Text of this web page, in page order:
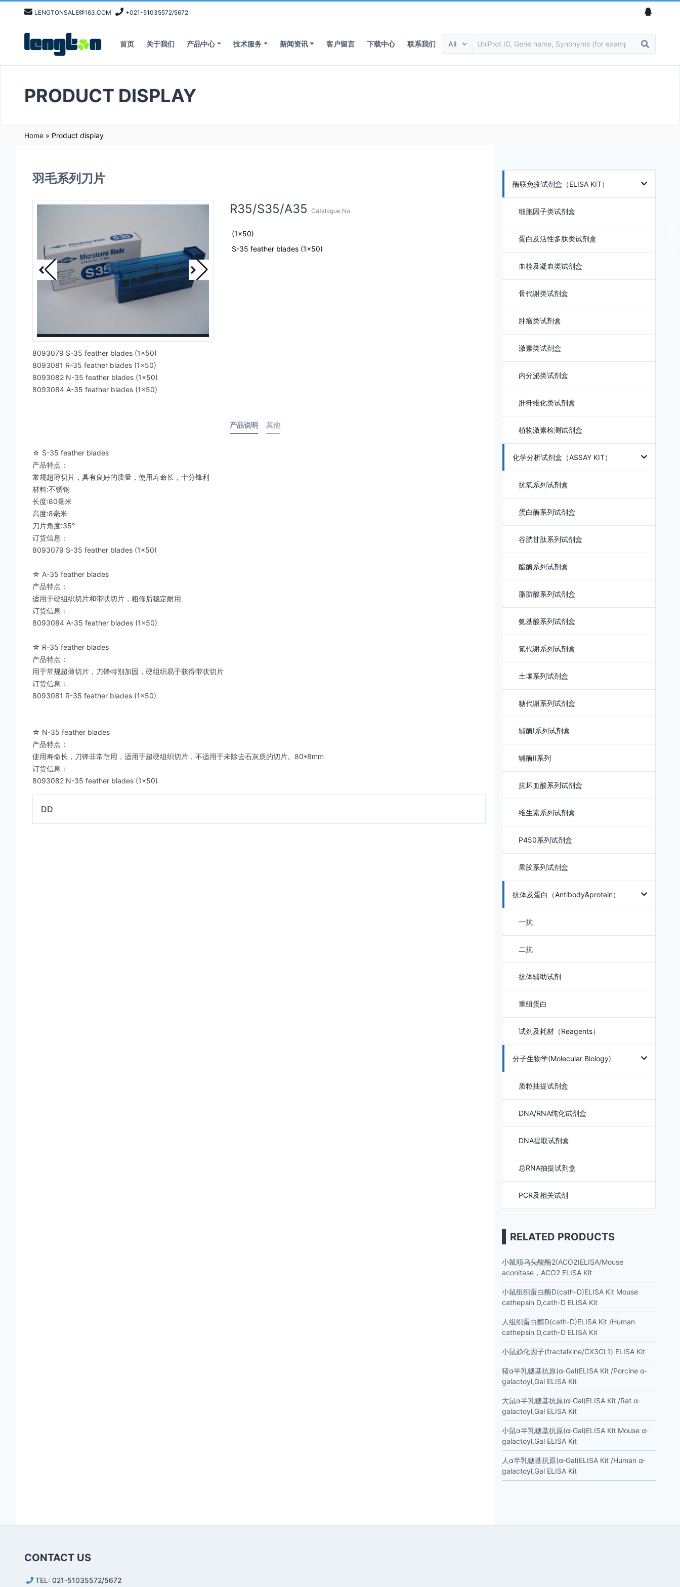
LENGTONSALE@163.COM +021-51035572/5672
首页 关于我们 产品中心 技术服务 新闻资讯 客户留言 下载中心 联系我们
PRODUCT DISPLAY
Home » Product display
羽毛系列刀片
R35/S35/A35Catalogue No.
(1x50)
S-35 feather blades (1x50)
8093079 S-35 feather blades (1x50)
8093081 R-35 feather blades (1x50)
8093082 N-35 feather blades (1x50)
8093084 A-35 feather blades (1x50)
产品说明 其他
☆ S-35 feather blades
产品特点：
常规超薄切片，具有良好的质量，使用寿命长，十分锋利
材料:不锈钢
长度:80毫米
高度:8毫米
刀片角度:35°
订货信息：
8093079 S-35 feather blades (1x50)
☆ A-35 feather blades
产品特点：
适用于硬组织切片和带状切片，粗修后稳定耐用
订货信息：
8093084 A-35 feather blades (1x50)
☆ R-35 feather blades
产品特点：
用于常规超薄切片，刀锋特别加固，硬组织易于获得带状切片
订货信息：
8093081 R-35 feather blades (1x50)
☆ N-35 feather blades
产品特点：
使用寿命长，刀锋非常耐用，适用于超硬组织切片，不适用于未除去石灰质的切片。80*8mm
订货信息：
8093082 N-35 feather blades (1x50)
DD
酶联免疫试剂盒（ELISA KIT）
细胞因子类试剂盒
蛋白及活性多肽类试剂盒
血栓及凝血类试剂盒
骨代谢类试剂盒
肿瘤类试剂盒
激素类试剂盒
内分泌类试剂盒
肝纤维化类试剂盒
植物激素检测试剂盒
化学分析试剂盒（ASSAY KIT）
抗氧系列试剂盒
蛋白酶系列试剂盒
谷胱甘肽系列试剂盒
酯酶系列试剂盒
脂肪酸系列试剂盒
氨基酸系列试剂盒
氮代谢系列试剂盒
土壤系列试剂盒
糖代谢系列试剂盒
辅酶I系列试剂盒
辅酶II系列
抗坏血酸系列试剂盒
维生素系列试剂盒
P450系列试剂盒
果胶系列试剂盒
抗体及蛋白（Antibody&protein）
一抗
二抗
抗体辅助试剂
重组蛋白
试剂及耗材（Reagents）
分子生物学(Molecular Biology)
质粒抽提试剂盒
DNA/RNA纯化试剂盒
DNA提取试剂盒
总RNA抽提试剂盒
PCR及相关试剂
RELATED PRODUCTS
小鼠顺乌头酸酶2(ACO2)ELISA/Mouse
aconitase，ACO2 ELISA Kit
小鼠组织蛋白酶D(cath-D)ELISA Kit Mouse
cathepsin D,cath-D ELISA Kit
人组织蛋白酶D(cath-D)ELISA Kit /Human
cathepsin D,cath-D ELISA Kit
小鼠趋化因子(fractalkine/CX3CL1) ELISA Kit
猪α半乳糖基抗原(α-Gal)ELISA Kit /Porcine α-
galactoyl,Gal ELISA Kit
大鼠α半乳糖基抗原(α-Gal)ELISA Kit /Rat α-
galactoyl,Gal ELISA Kit
小鼠α半乳糖基抗原(α-Gal)ELISA Kit Mouse α-
galactoyl,Gal ELISA Kit
人α半乳糖基抗原(α-Gal)ELISA Kit /Human α-
galactoyl,Gal ELISA Kit
CONTACT US
TEL: 021-51035572/5672